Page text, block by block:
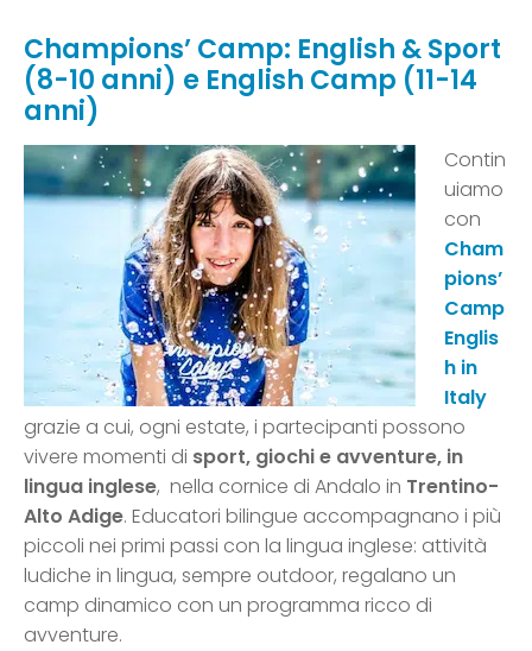
Champions’ Camp: English & Sport
(8-10 anni) e English Camp (11-14
anni)
Contin
uiamo
con
Cham
pions’
Camp
Englis
h in
Italy
grazie a cui, ogni estate, i partecipanti possono
vivere momenti di sport, giochi e avventure, in
lingua inglese, nella cornice di Andalo in Trentino-
Alto Adige. Educatori bilingue accompagnano i più
piccoli nei primi passi con la lingua inglese: attività
ludiche in lingua, sempre outdoor, regalano un
camp dinamico con un programma ricco di
avventure.